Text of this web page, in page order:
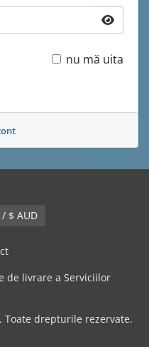
nu mă uita
Română / $ AUD
de livrare a Serviciilor
Toate drepturile rezervate.